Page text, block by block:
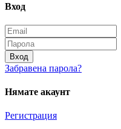
Вход
Вход
Забравена парола?
Нямате акаунт
Регистрация